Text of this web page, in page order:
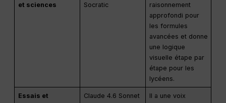
et sciences
Socratic
raisonnement
approfondi pour
les formules
avancées et donne
une logique
visuelle étape par
étape pour les
lycéens.
Essais et
Claude 4.6 Sonnet
Il a une voix